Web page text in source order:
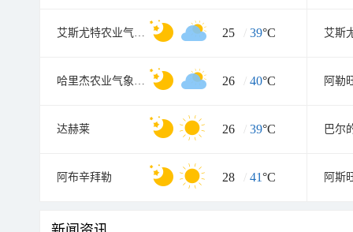
艾斯尤特农业气象组 25 / 39°C 艾斯
哈里杰农业气象组(哈里杰农业气象站) 26 / 40°C 阿勒
达赫莱 26 / 39°C 巴尔
阿布辛拜勒 28 / 41°C 阿斯